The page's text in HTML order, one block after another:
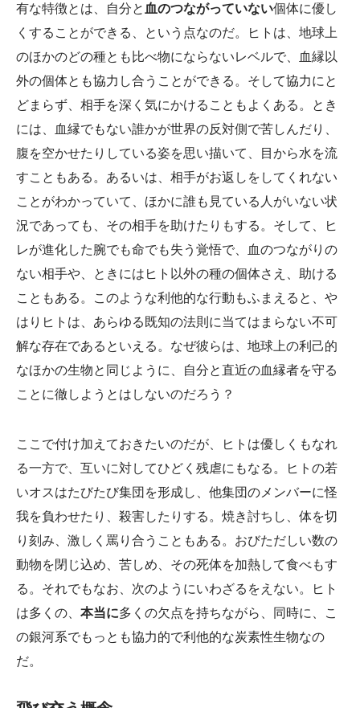
有な特徴とは、自分と 血のつながっていない個体に優し
くすることができる、という点なのだ。ヒトは、地球上
のほかのどの種とも比べ物にならないレベルで、血縁以
外の個体とも協力し合うことができる。そして協力にと
どまらず、相手を深く気にかけることもよくある。とき
には、血縁でもない誰かが世界の反対側で苦しんだり、
腹を空かせたりしている姿を思い描いて、目から水を流
すこともある。あるいは、相手がお返しをしてくれない
ことがわかっていて、ほかに誰も見ている人がいない状
況であっても、その相手を助けたりもする。そして、ヒ
レが進化した腕でも命でも失う覚悟で、血のつながりの
ない相手や、ときにはヒト以外の種の個体さえ、助ける
こともある。このような利他的な行動もふまえると、や
はりヒトは、あらゆる既知の法則に当てはまらない不可
解な存在であるといえる。なぜ彼らは、地球上の利己的
なほかの生物と同じように、自分と直近の血縁者を守る
ことに徹しようとはしないのだろう？
ここで付け加えておきたいのだが、ヒトは優しくもなれ
る一方で、互いに対してひどく残虐にもなる。ヒトの若
いオスはたびたび集団を形成し、他集団のメンバーに怪
我を負わせたり、殺害したりする。焼き討ちし、体を切
り刻み、激しく罵り合うこともある。おびただしい数の
動物を閉じ込め、苦しめ、その死体を加熱して食べもす
る。それでもなお、次のようにいわざるをえない。ヒト
は多くの、 本当に多くの欠点を持ちながら、同時に、こ
の銀河系でもっとも協力的で利他的な炭素性生物なの
だ。